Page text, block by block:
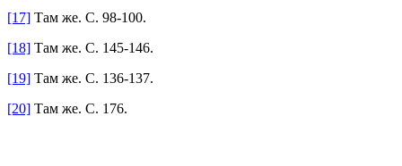
[17] Там же. С. 98-100.
[18] Там же. С. 145-146.
[19] Там же. С. 136-137.
[20] Там же. С. 176.